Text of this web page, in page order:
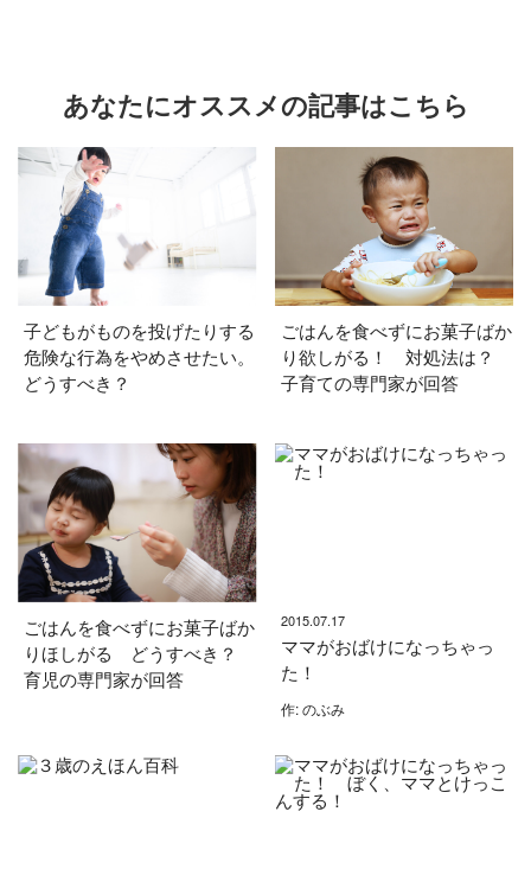
あなたにオススメの記事はこちら
子どもがものを投げたりする
危険な行為をやめさせたい。
どうすべき？
ごはんを食べずにお菓子ばか
り欲しがる！ 対処法は？
子育ての専門家が回答
ごはんを食べずにお菓子ばか
りほしがる どうすべき？
育児の専門家が回答
2015.07.17
ママがおばけになっちゃっ
た！
作: のぶみ